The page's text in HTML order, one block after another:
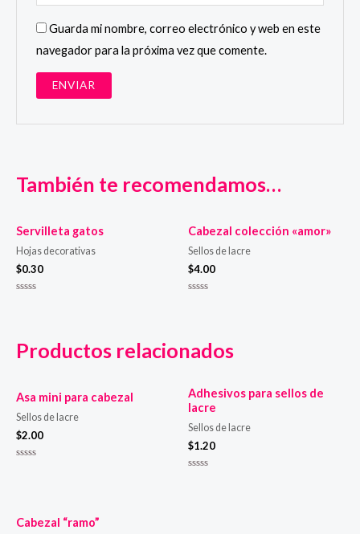
Guarda mi nombre, correo electrónico y web en este
navegador para la próxima vez que comente.
También te recomendamos…
Servilleta gatos
Hojas decorativas
$0.30
Cabezal colección «amor»
Sellos de lacre
$4.00
Productos relacionados
Asa mini para cabezal
Sellos de lacre
$2.00
Adhesivos para sellos de
lacre
Sellos de lacre
$1.20
Cabezal “ramo”